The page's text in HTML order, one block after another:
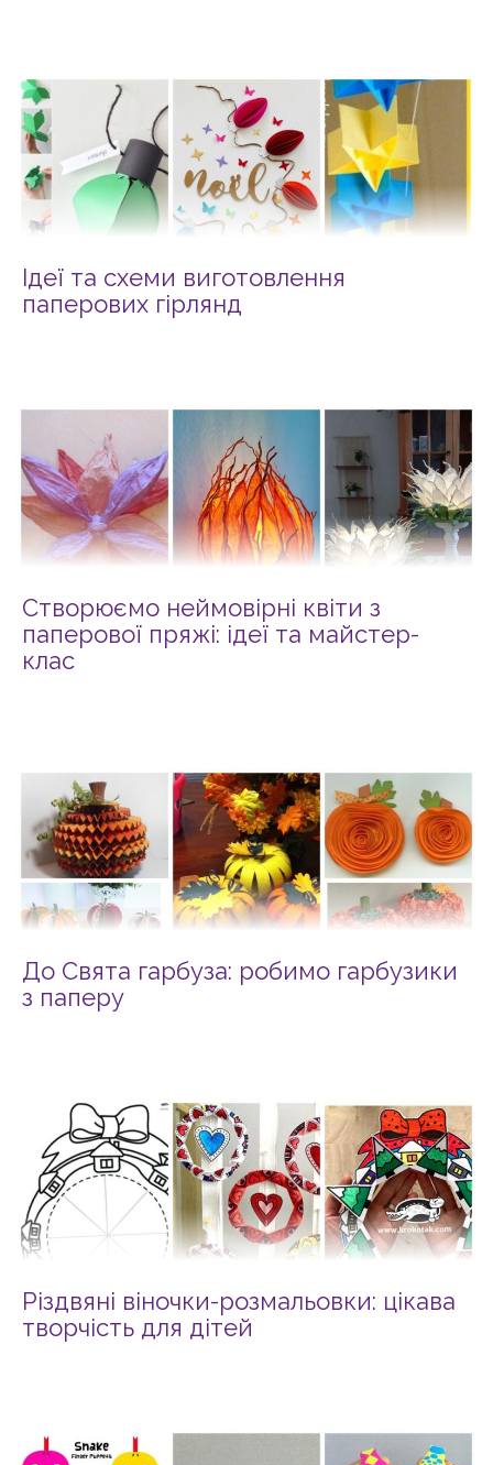
Ідеї та схеми виготовлення
паперових гірлянд
Створюємо неймовірні квіти з
паперової пряжі: ідеї та майстер-
клас
До Свята гарбуза: робимо гарбузики
з паперу
Різдвяні віночки-розмальовки: цікава
творчість для дітей